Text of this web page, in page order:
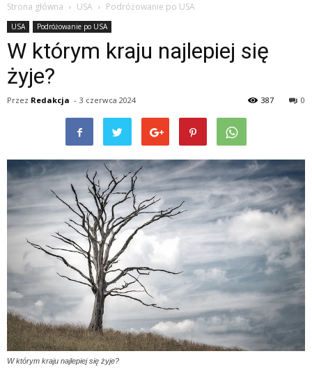
Strona główna USA Podróżowanie po USA
USA Podróżowanie po USA
W którym kraju najlepiej się
żyje?
Przez Redakcja - 3 czerwca 2024 0
387
W którym kraju najlepiej się żyje?